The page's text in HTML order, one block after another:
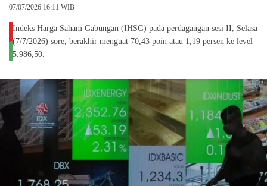
07/07/2026 16:11 WIB
Indeks Harga Saham Gabungan (IHSG) pada perdagangan sesi II, Selasa
(7/7/2026) sore, berakhir menguat 70,43 poin atau 1,19 persen ke level
5.986,50.